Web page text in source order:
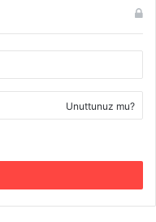
Unuttunuz mu?